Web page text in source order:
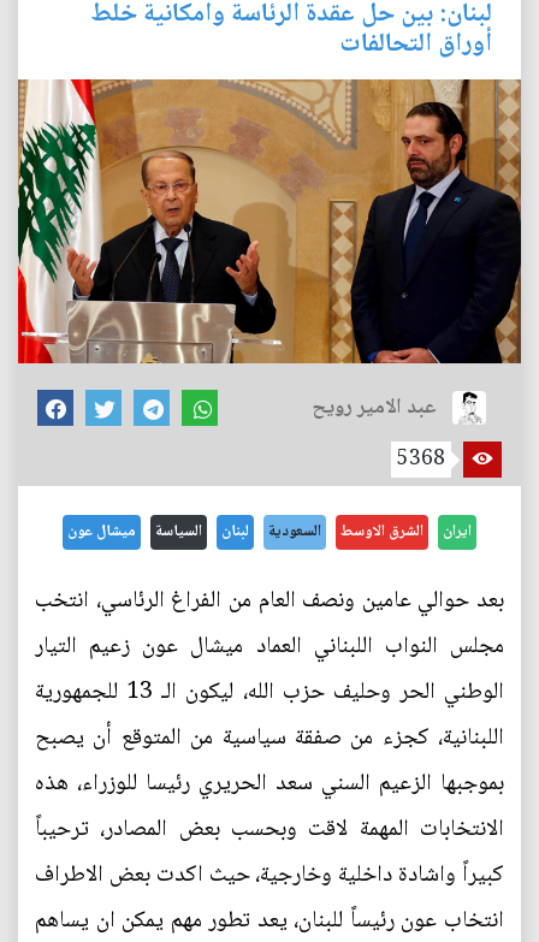
لبنان: بين حل عقدة الرئاسة وامكانية خلط
أوراق التحالفات
عبد الامير رويح
5368
ايران الشرق الاوسط السعودية لبنان السياسة ميشال عون
بعد حوالي عامين ونصف العام من الفراغ الرئاسي، انتخب
مجلس النواب اللبناني العماد ميشال عون زعيم التيار
الوطني الحر وحليف حزب الله، ليكون الـ 13 للجمهورية
اللبنانية، كجزء من صفقة سياسية من المتوقع أن يصبح
بموجبها الزعيم السني سعد الحريري رئيسا للوزراء، هذه
الانتخابات المهمة لاقت وبحسب بعض المصادر، ترحيباً
كبيراً واشادة داخلية وخارجية، حيث اكدت بعض الاطراف
انتخاب عون رئيساً للبنان، يعد تطور مهم يمكن ان يساهم